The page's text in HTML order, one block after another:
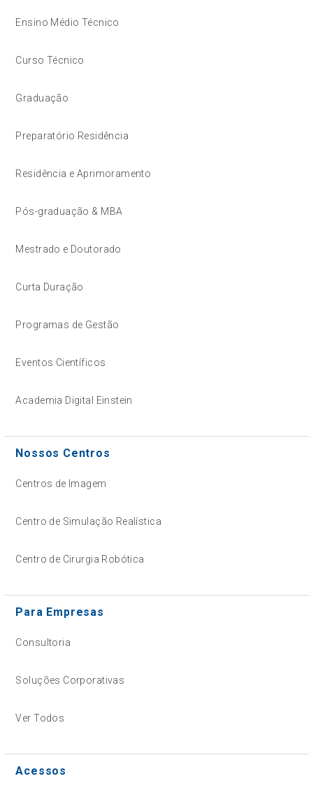
Ensino Médio Técnico
Curso Técnico
Graduação
Preparatório Residência
Residência e Aprimoramento
Pós-graduação & MBA
Mestrado e Doutorado
Curta Duração
Programas de Gestão
Eventos Científicos
Academia Digital Einstein
Nossos Centros
Centros de Imagem
Centro de Simulação Realística
Centro de Cirurgia Robótica
Para Empresas
Consultoria
Soluções Corporativas
Ver Todos
Acessos